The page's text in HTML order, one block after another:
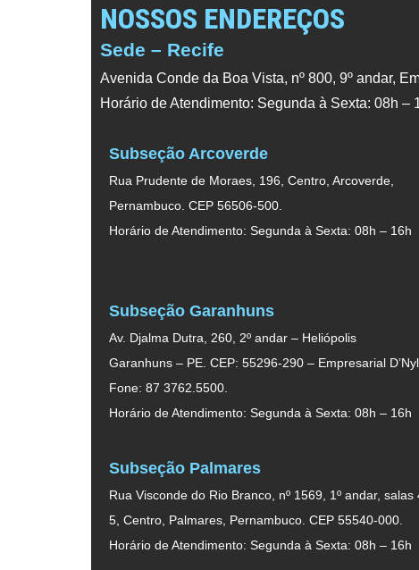
NOSSOS ENDEREÇOS
Sede – Recife
Avenida Conde da Boa Vista, nº 800, 9º andar,
Horário de Atendimento: Segunda à Sexta: 08h –
Subseção Arcoverde
Rua Prudente de Moraes, 196, Centro, Arcoverde,
Pernambuco. CEP 56506-500.
Horário de Atendimento: Segunda à Sexta: 08h – 16h
Subseção Garanhuns
Av. Djalma Dutra, 260, 2º andar – Heliópolis
Garanhuns – PE. CEP: 55296-290 – Empresarial D’Nyl.
Fone: 87 3762.5500.
Horário de Atendimento: Segunda à Sexta: 08h – 16h
Subseção Palmares
Rua Visconde do Rio Branco, nº 1569, 1º andar, salas
5, Centro, Palmares, Pernambuco. CEP 55540-000.
Horário de Atendimento: Segunda à Sexta: 08h – 16h